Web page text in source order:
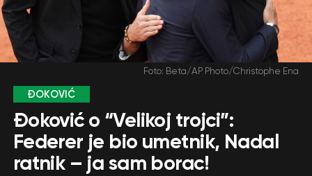
Foto: Beta/AP Photo/Christophe Ena
ĐOKOVIĆ
Đoković o “Velikoj trojci”:
Federer je bio umetnik, Nadal
ratnik – ja sam borac!